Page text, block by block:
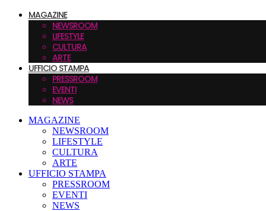
MAGAZINE
NEWSROOM
LIFESTYLE
CULTURA
ARTE
UFFICIO STAMPA
PRESSROOM
EVENTI
NEWS
MAGAZINE
NEWSROOM
LIFESTYLE
CULTURA
ARTE
UFFICIO STAMPA
PRESSROOM
EVENTI
NEWS